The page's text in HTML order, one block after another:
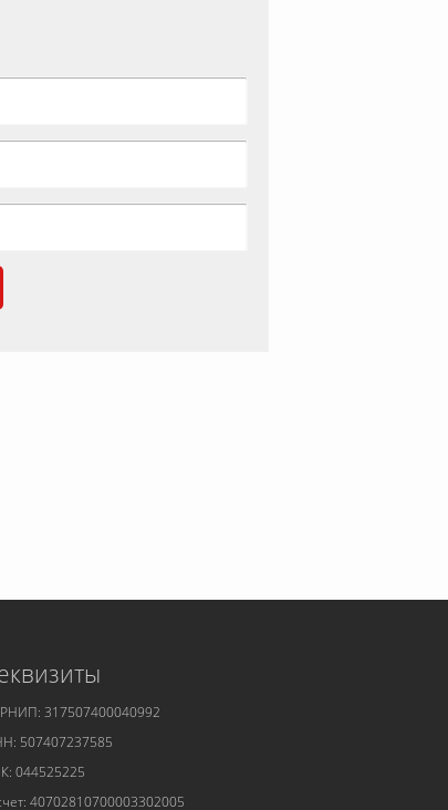
317507400040992
507407237585
044525225
40702810700003302005